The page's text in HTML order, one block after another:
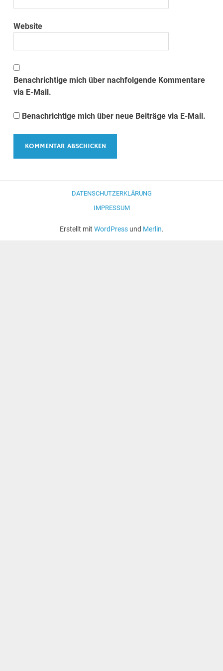
Website
Benachrichtige mich über nachfolgende Kommentare
via E-Mail.
Benachrichtige mich über neue Beiträge via E-Mail.
DATENSCHUTZERKLÄRUNG
IMPRESSUM
Erstellt mit WordPressund Merlin.